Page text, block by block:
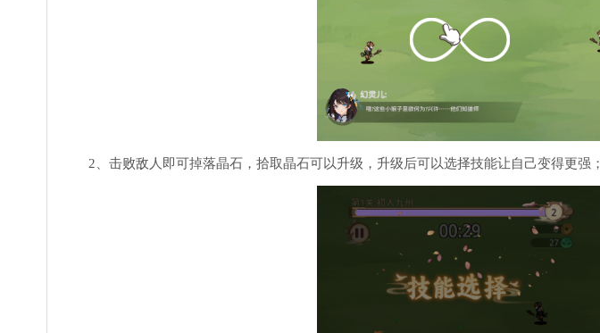
2、击败敌人即可掉落晶石，拾取晶石可以升级，升级后可以选择技能让自己变得更强；